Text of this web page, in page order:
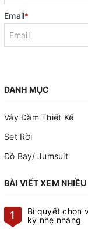
Email*
DANH MỤC
Váy Đầm Thiết Kế
Set Rời
Đồ Bay/ Jumsuit
BÀI VIẾT XEM NHIỀU
1
Bí quyết chọn
kỳ nhẹ nhàng